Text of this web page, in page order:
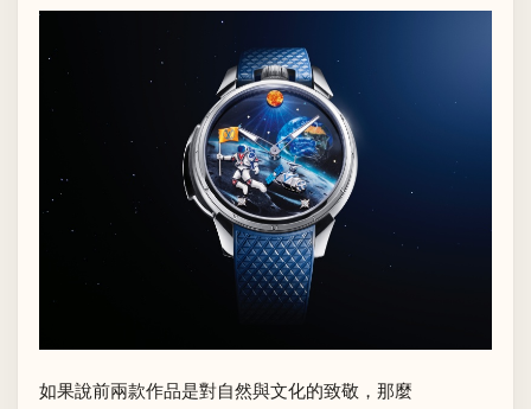
如果說前兩款作品是對自然與文化的致敬，那麼